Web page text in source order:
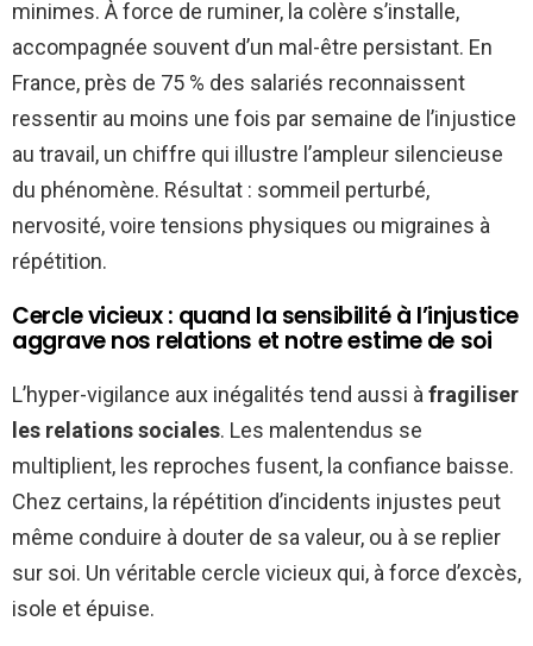
minimes. À force de ruminer, la colère s’installe,
accompagnée souvent d’un mal-être persistant. En
France, près de 75 % des salariés reconnaissent
ressentir au moins une fois par semaine de l’injustice
au travail, un chiffre qui illustre l’ampleur silencieuse
du phénomène. Résultat : sommeil perturbé,
nervosité, voire tensions physiques ou migraines à
répétition.
Cercle vicieux : quand la sensibilité à l’injustice
aggrave nos relations et notre estime de soi
L’hyper-vigilance aux inégalités tend aussi à fragiliser
les relations sociales. Les malentendus se
multiplient, les reproches fusent, la confiance baisse.
Chez certains, la répétition d’incidents injustes peut
même conduire à douter de sa valeur, ou à se replier
sur soi. Un véritable cercle vicieux qui, à force d’excès,
isole et épuise.